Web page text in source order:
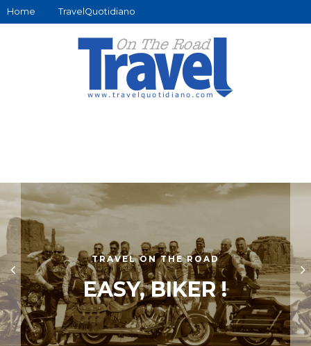
Home TravelQuotidiano
TRAVEL ON THE ROAD
EASY, BIKER !